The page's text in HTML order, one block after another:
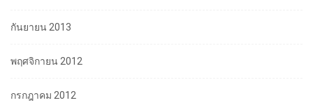
กันยายน 2013
พฤศจิกายน 2012
กรกฎาคม 2012